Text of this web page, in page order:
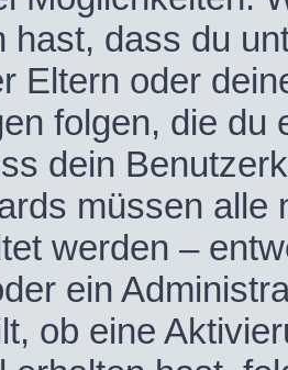
hast, dass du
Eltern oder
folgen, die du
dein
müssen alle
werden –
ein
ob eine